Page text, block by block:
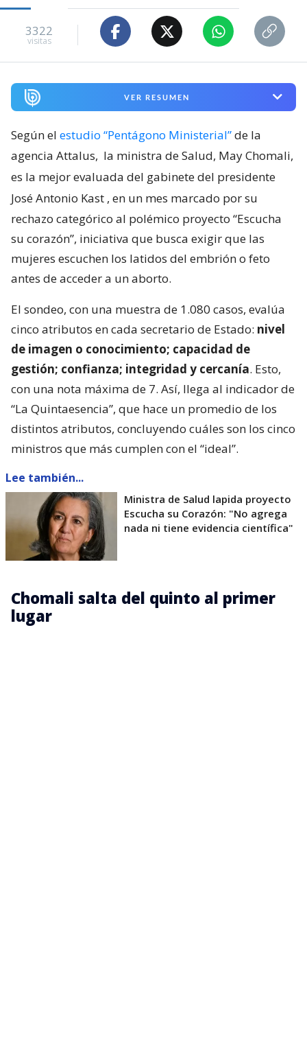
3322
visitas
VER RESUMEN
Según el estudio “Pentágono Ministerial”de la
agencia Attalus, la ministra de Salud, May Chomali,
es la mejor evaluada del gabinete del presidente
José Antonio Kast , en un mes marcado por su
rechazo categórico al polémico proyecto “Escucha
su corazón”, iniciativa que busca exigir que las
mujeres escuchen los latidos del embrión o feto
antes de acceder a un aborto.
El sondeo, con una muestra de 1.080 casos, evalúa
cinco atributos en cada secretario de Estado: nivel
de imagen o conocimiento; capacidad de
gestión; confianza; integridad y cercanía. Esto,
con una nota máxima de 7. Así, llega al indicador de
“La Quintaesencia”, que hace un promedio de los
distintos atributos, concluyendo cuáles son los cinco
ministros que más cumplen con el “ideal”.
Lee también...
Ministra de Salud lapida proyecto
Escucha su Corazón: "No agrega
nada ni tiene evidencia científica"
Chomali salta del quinto al primer
lugar